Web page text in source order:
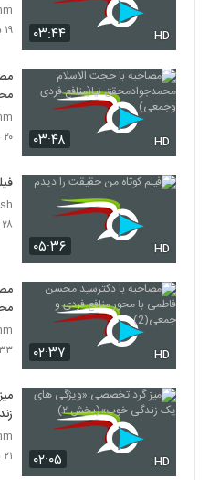
۰۳:۴۴ HD
۱۹ بازدید
۰۳:۴۸ HD
۲۰ بازدید
۰۵:۳۶ HD
۲۸ بازدید
۰۲:۳۷ HD
۳۳ بازدید
۰۲:۰۵ HD
۲۱ بازدید